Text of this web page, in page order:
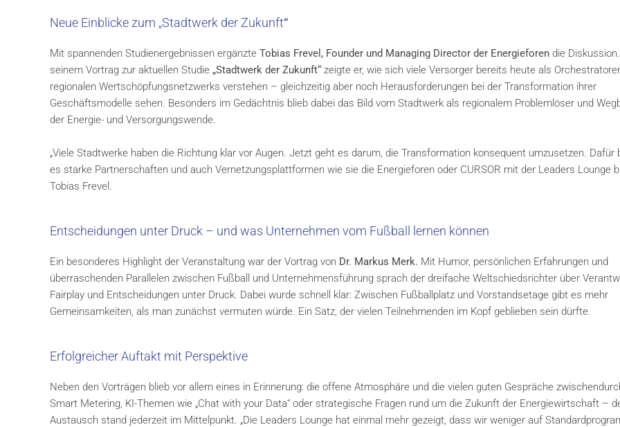
Neue Einblicke zum „Stadtwerk der Zukunft“
Mit spannenden Studienergebnissen ergänzte Tobias Frevel, Founder und Managing Director der Energieforen die
seinem Vortrag zur aktuellen Studie „Stadtwerk der Zukunft“ zeigte er, wie sich viele Versorger bereits heute als
regionalen Wertschöpfungsnetzwerks verstehen – gleichzeitig aber noch Herausforderungen bei der Transformation ihrer
Geschäftsmodelle sehen. Besonders im Gedächtnis blieb dabei das Bild vom Stadtwerk als regionalem Problemlöser und
der Energie- und Versorgungswende.
„Viele Stadtwerke haben die Richtung klar vor Augen. Jetzt geht es darum, die Transformation konsequent umzusetzen. Dafür
es starke Partnerschaften und auch Vernetzungsplattformen wie sie die Energieforen oder CURSOR mit der Leaders Lounge
Tobias Frevel.
Entscheidungen unter Druck – und was Unternehmen vom Fußball lernen können
Ein besonderes Highlight der Veranstaltung war der Vortrag von Dr. Markus Merk. Mit Humor, persönlichen Erfahrungen und
überraschenden Parallelen zwischen Fußball und Unternehmensführung sprach der dreifache Weltschiedsrichter über
Fairplay und Entscheidungen unter Druck. Dabei wurde schnell klar: Zwischen Fußballplatz und Vorstandsetage gibt es mehr
Gemeinsamkeiten, als man zunächst vermuten würde. Ein Satz, der vielen Teilnehmenden im Kopf geblieben sein dürfte.
Erfolgreicher Auftakt mit Perspektive
Neben den Vorträgen blieb vor allem eines in Erinnerung: die offene Atmosphäre und die vielen guten Gespräche
Smart Metering, KI-Themen wie „Chat with your Data“ oder strategische Fragen rund um die Zukunft der Energiewirtschaft –
Austausch stand jederzeit im Mittelpunkt. „Die Leaders Lounge hat einmal mehr gezeigt, dass wir weniger auf